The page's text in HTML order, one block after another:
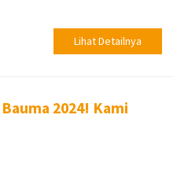
Lihat Detailnya
2024! Kami